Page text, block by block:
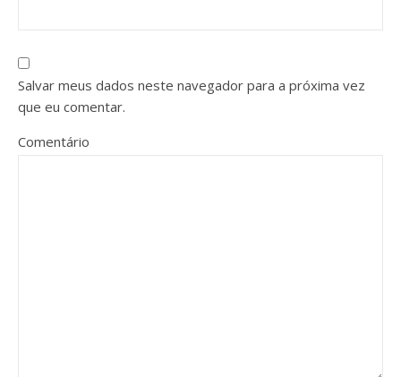
Salvar meus dados neste navegador para a próxima vez
que eu comentar.
Comentário